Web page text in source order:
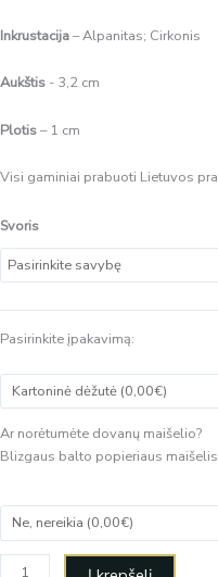
Inkrustacija– Alpanitas; Cirkonis
Aukštis - 3,2 cm
Plotis– 1 cm
Visi gaminiai prabuoti Lietuvos
Svoris
Pasirinkite įpakavimą:
Ar norėtumėte dovanų maišelio?
Blizgaus balto popieriaus